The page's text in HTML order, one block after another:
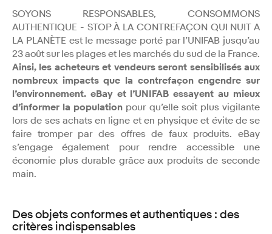
SOYONS RESPONSABLES, CONSOMMONS
AUTHENTIQUE - STOP À LA CONTREFAÇON QUI NUIT A
LA PLANÈTE est le message porté par l’UNIFAB jusqu’au
23 août sur les plages et les marchés du sud de la France.
Ainsi, les acheteurs et vendeurs seront sensibilisés aux
nombreux impacts que la contrefaçon engendre sur
l’environnement. eBay et l’UNIFAB essayent au mieux
d’informer la population pour qu’elle soit plus vigilante
lors de ses achats en ligne et en physique et évite de se
faire tromper par des offres de faux produits. eBay
s’engage également pour rendre accessible une
économie plus durable grâce aux produits de seconde
main.
Des objets conformes et authentiques : des
critères indispensables